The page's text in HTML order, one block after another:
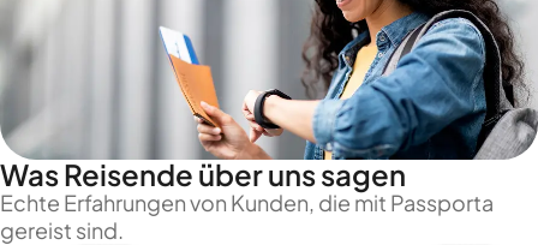
Was Reisende über uns sagen
Echte Erfahrungen von Kunden, die mit Passporta
gereist sind.